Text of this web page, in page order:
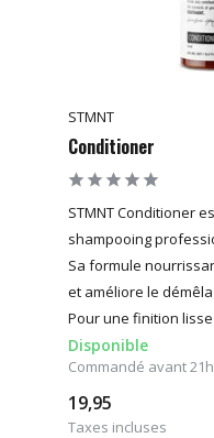
STMNT
Conditioner
STMNT Conditioner
shampooing
Sa formule
et améliore le
Pour une finition
Disponible
Commandé avant
19,95
Taxes incluses